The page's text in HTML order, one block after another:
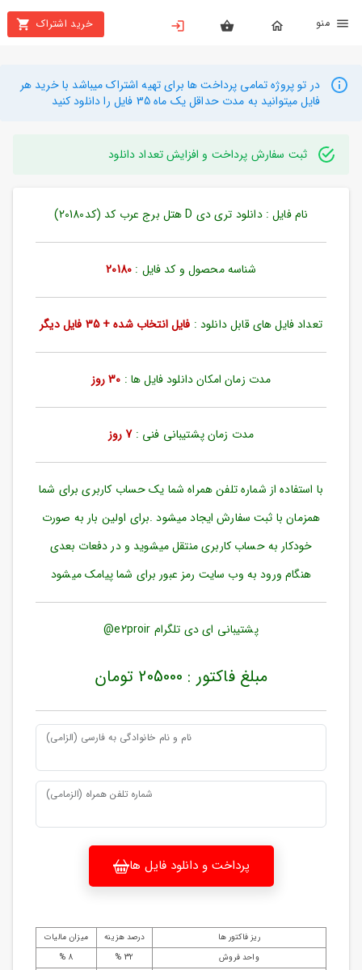
خرید اشتراک
بستن
محصولات
تهیه
راهنما
دانلود
کاربری
نام
بازیابی
رمز
مندی
ها
در تو پروژه تمامی پرداخت ها برای تهیه اشتراک میباشد با خرید هر
فایل میتوانید به مدت حداقل یک ماه 35 فایل را دانلود کنید
ثبت سفارش پرداخت و افزایش تعداد دانلود
نام فایل : دانلود تری دی D هتل برج عرب کد (کد20180)
شناسه محصول و کد فایل : 20180
تعداد فایل های قابل دانلود : فایل انتخاب شده + 35 فایل دیگر
مدت زمان امکان دانلود فایل ها : 30 روز
مدت زمان پشتیبانی فنی :7 روز
با استفاده از شماره تلفن همراه شما یک حساب کاربری برای شما
همزمان با ثبت سفارش ایجاد میشود .برای اولین بار به صورت
خودکار به حساب کاربری منتقل میشوید و در دفعات بعدی
هنگام ورود به وب سایت رمز عبور برای شما پیامک میشود
پشتیبانی ای دی تلگرام e2proir@
مبلغ فاکتور : 205000 تومان
نام و نام خانوادگی به فارسی (الزامی)
شماره تلفن همراه (الزمامی)
پرداخت و دانلود فایل ها
ریز فاکتور ها درصد هزینه
میزان مالیات
واحد فروش
32 %
8 %